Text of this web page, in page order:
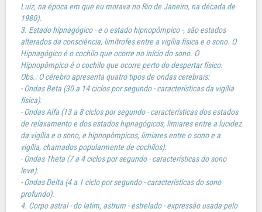
Luiz, na época em que eu morava no Rio de Janeiro, na década de
1980).
3. Estado hipnagógico - e o estado hipnopômpico -, são estados
alterados da consciência, limítrofes entre a vigília física e o sono. O
Hipnagógico é o cochilo que ocorre no início do sono. O
Hipnopômpico é o cochilo que ocorre perto do despertar físico.
Obs.: O cérebro apresenta quatro tipos de ondas cerebrais:
- Ondas Beta (30 a 14 ciclos por segundo - características da vigília
física).
- Ondas Alfa (13 a 8 ciclos por segundo - características dos estados
de relaxamento e dos estados hipnagógicos, limiares entre a lucidez
da vigília e o sono, e hipnopômpicos, limiares entre o sono e a
vigília, chamados popularmente de cochilos).
- Ondas Theta (7 a 4 ciclos por segundo - características do sono
leve).
- Ondas Delta (4 a 1 ciclo por segundo - características do sono
profundo).
4. Corpo astral - do latim, astrum - estrelado - expressão usada pelo